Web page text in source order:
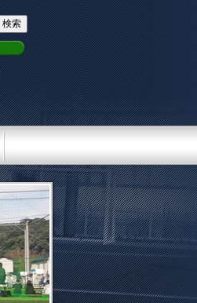
スクール